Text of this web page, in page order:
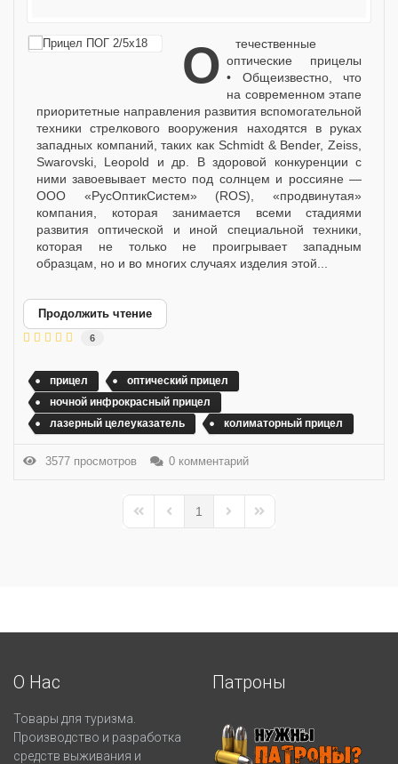
Отечественные оптические прицелы
• Общеизвестно, что
на современном этапе
приоритетные направления развития вспомогательной
техники стрелкового вооружения находятся в руках
западных компаний, таких как Schmidt & Bender, Zeiss,
Swarovski, Leopold и др. В здоровой конкуренции с
ними завоевывает место под солнцем и россияне —
ООО «РусОптикСистем» (ROS), «продвинутая»
компания, которая занимается всеми стадиями
развития оптической и иной специальной техники,
которая не только не проигрывает западным
образцам, но и во многих случаях изделия этой...
Продолжить чтение
6
прицел
оптический прицел
ночной инфрокрасный прицел
лазерный целеуказатель
колиматорный прицел
3577 просмотров 0 комментарий
First PagePrevious Page
1
Next PageLast Page
О Нас
Товары для туризма.
Производство и разработка
средств выживания и
Патроны